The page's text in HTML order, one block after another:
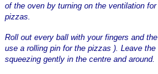
of the oven by turning on the ventilation
pizzas.
Roll out every ball with your fingers and
use a rolling pin for the pizzas ). Leave the
squeezing gently in the centre and around.